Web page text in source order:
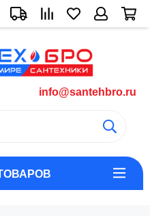
info@santehbro.ru